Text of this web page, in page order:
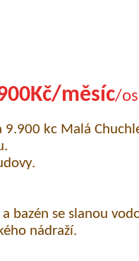
měsíc/
9.900 kc Malá
bazén se slanou
nádraží.